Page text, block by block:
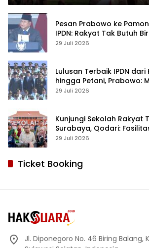
Pesan Prabowo ke
IPDN: Rakyat Tak Butuh
29 Juli 2026
Lulusan Terbaik IPDN
hingga Petani, Prabowo:
Hati Saya
29 Juli 2026
Kunjungi Sekolah Rakyat
Surabaya, Qodari:
Sekolah Swasta Terbaik
29 Juli 2026
Ticket Booking
Jl. Diponegoro No. 46 Biring Balang,